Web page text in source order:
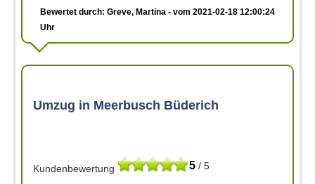
Bewertet durch: Greve, Martina - vom 2021-02-18 12:00:24
Uhr
Umzug in Meerbusch Büderich
5 / 5
Kundenbewertung